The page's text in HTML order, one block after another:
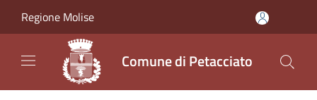
Regione Molise
Comune di Petacciato